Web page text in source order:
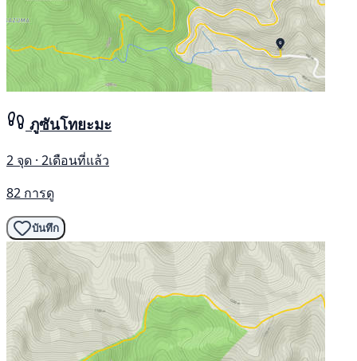
ภูซันโทยะมะ
2 จุด · 2เดือนที่แล้ว
82 การดู
บันทึก